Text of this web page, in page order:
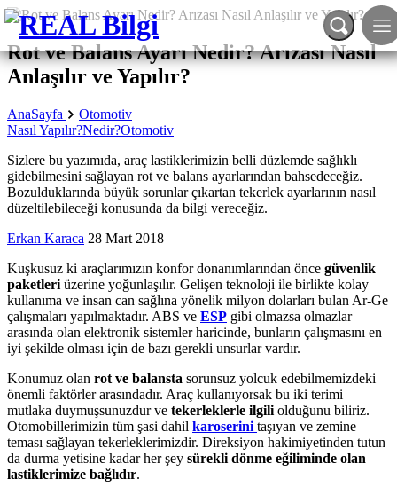
Rot ve Balans Ayarı Nedir? Arızası Nasıl
Anlaşılır ve Yapılır?
AnaSayfa
Otomotiv
Nasıl Yapılır?Nedir?Otomotiv
Sizlere bu yazımıda, araç lastiklerimizin belli düzlemde sağlıklı
gidebilmesini sağlayan rot ve balans ayarlarından bahsedeceğiz.
Bozulduklarında büyük sorunlar çıkartan tekerlek ayarlarının nasıl
düzeltilebileceği konusunda da bilgi vereceğiz.
Erkan Karaca 28 Mart 2018
Kuşkusuz ki araçlarımızın konfor donanımlarından önce güvenlik
paketleri üzerine yoğunlaşılır. Gelişen teknoloji ile birlikte kolay
kullanıma ve insan can sağlına yönelik milyon dolarları bulan Ar-Ge
çalışmaları yapılmaktadır. ABS ve ESP gibi olmazsa olmazlar
arasında olan elektronik sistemler haricinde, bunların çalışmasını en
iyi şekilde olması için de bazı gerekli unsurlar vardır.
Konumuz olan rot ve balansta sorunsuz yolcuk edebilmemizdeki
önemli faktörler arasındadır. Araç kullanıyorsak bu iki terimi
mutlaka duymuşsunuzdur ve tekerleklerle ilgili olduğunu biliriz.
Otomobillerimizin tüm şasi dahil karoserini taşıyan ve zemine
teması sağlayan tekerleklerimizdir. Direksiyon hakimiyetinden tutun
da durma yetisine kadar her şey sürekli dönme eğiliminde olan
lastiklerimize bağlıdır.